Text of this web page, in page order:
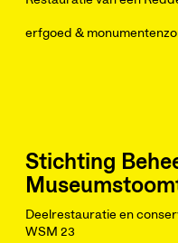
erfgoed &
Stichting
Deelrestauratie en
WSM 23